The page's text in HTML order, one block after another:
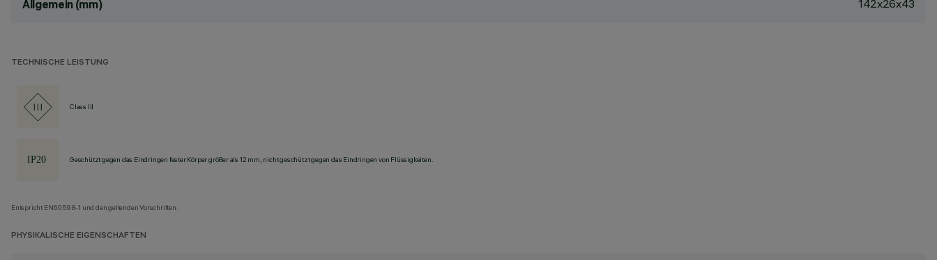
Allgemein (mm) 142x26x43
TECHNISCHE LEISTUNG
Class III
Geschützt gegen das Eindringen fester Körper größer als 12 mm, nicht geschützt gegen das Eindringen von Flüssigkeiten.
Entspricht EN60598-1 und den geltenden Vorschriften.
PHYSIKALISCHE EIGENSCHAFTEN